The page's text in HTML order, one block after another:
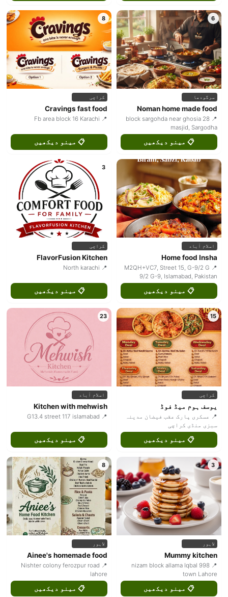
6
سرگودھا
Noman home made food
📍 28 block sargohda near ghosia
masjid, Sargodha
📋 مینو دیکھیں
8
کراچی
Cravings fast food
📍 Fb area block 16 Karachi
📋 مینو دیکھیں
اسلام آباد
Home food Insha
📍 M2QH+VC7, Street 15, G-9/2 G
9/2 G-9, Islamabad, Pakistan
📋 مینو دیکھیں
3
کراچی
FlavorFusion Kitchen
📍 North karachi
📋 مینو دیکھیں
15
کراچی
یوسف ہوم میڈ فوڈ
📍 عسکری پارک عقب فیضان مدینہ
سبزی منڈی کراچی
📋 مینو دیکھیں
23
اسلام آباد
Kitchen with mehwish
📍 G13.4 street 117 islamabad
📋 مینو دیکھیں
3
لاہور
Mummy kitchen
📍 998 nizam block allama Iqbal
town Lahore
📋 مینو دیکھیں
8
لاہور
Ainee's homemade food
📍 Nishter colony ferozpur road
lahore
📋 مینو دیکھیں